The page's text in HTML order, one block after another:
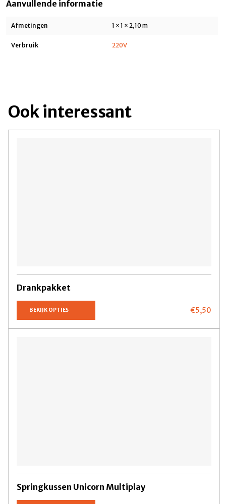
Aanvullende informatie
Afmetingen 1 × 1 × 2,10 m
Verbruik 220V
Ook interessant
Drankpakket
BEKIJK OPTIES €5,50
Springkussen Unicorn Multiplay